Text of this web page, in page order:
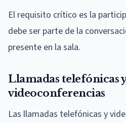
El requisito crítico es la
debe ser parte de la
presente en la sala.
Llamadas telefónicas y
videoconferencias
Las llamadas telefónicas y